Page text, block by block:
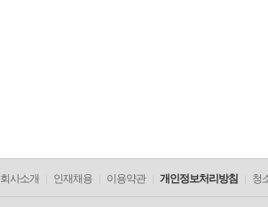
회사소개 인재채용 이용약관 개인정보처리방침 청